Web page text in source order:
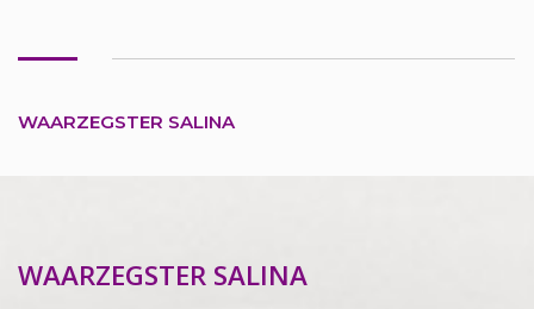
WAARZEGSTER SALINA
WAARZEGSTER SALINA